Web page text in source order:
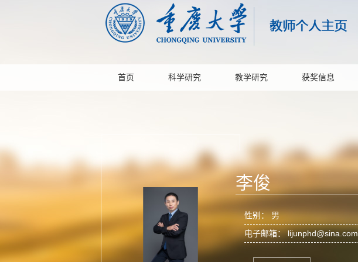
首页 科学研究 教学研究 获奖信息
李俊
性别： 男
电子邮箱：lijunphd@sina.com